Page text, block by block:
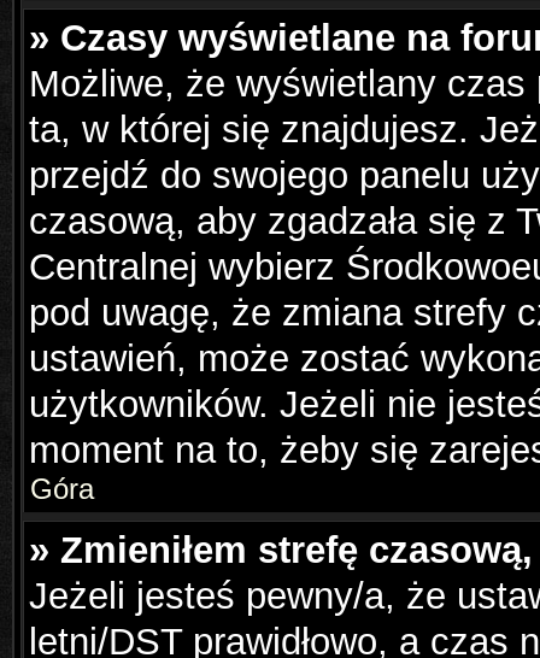
» Czasy wyświetlane na
Możliwe, że wyświetlany
ta, w której się znajdujesz.
przejdź do swojego panelu
czasową, aby zgadzała się z
Centralnej wybierz
pod uwagę, że zmiana strefy
ustawień, może zostać
użytkowników. Jeżeli nie
moment na to, żeby się
Góra
» Zmieniłem strefę
Jeżeli jesteś pewny/a, że
letni/DST prawidłowo, a czas